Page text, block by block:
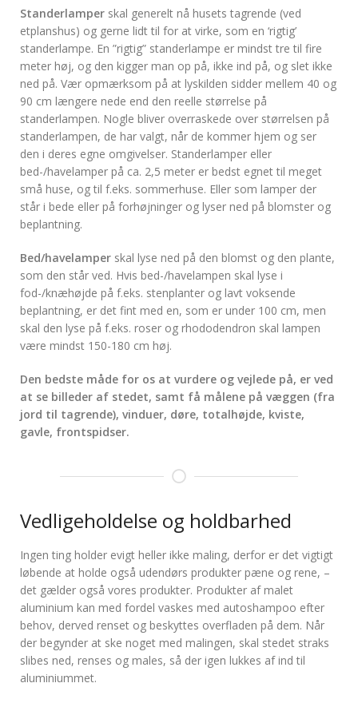
Standerlamper skal generelt nå husets tagrende (ved
etplanshus) og gerne lidt til for at virke, som en ‘rigtig’
standerlampe. En ”rigtig” standerlampe er mindst tre til fire
meter høj, og den kigger man op på, ikke ind på, og slet ikke
ned på. Vær opmærksom på at lyskilden sidder mellem 40 og
90 cm længere nede end den reelle størrelse på
standerlampen. Nogle bliver overraskede over størrelsen på
standerlampen, de har valgt, når de kommer hjem og ser
den i deres egne omgivelser. Standerlamper eller
bed-/havelamper på ca. 2,5 meter er bedst egnet til meget
små huse, og til f.eks. sommerhuse. Eller som lamper der
står i bede eller på forhøjninger og lyser ned på blomster og
beplantning.
Bed/havelamper skal lyse ned på den blomst og den plante,
som den står ved. Hvis bed-/havelampen skal lyse i
fod-/knæhøjde på f.eks. stenplanter og lavt voksende
beplantning, er det fint med en, som er under 100 cm, men
skal den lyse på f.eks. roser og rhododendron skal lampen
være mindst 150-180 cm høj.
Den bedste måde for os at vurdere og vejlede på, er ved
at se billeder af stedet, samt få målene på væggen (fra
jord til tagrende), vinduer, døre, totalhøjde, kviste,
gavle, frontspidser.
Vedligeholdelse og holdbarhed
Ingen ting holder evigt heller ikke maling, derfor er det vigtigt
løbende at holde også udendørs produkter pæne og rene, –
det gælder også vores produkter. Produkter af malet
aluminium kan med fordel vaskes med autoshampoo efter
behov, derved renset og beskyttes overfladen på dem. Når
der begynder at ske noget med malingen, skal stedet straks
slibes ned, renses og males, så der igen lukkes af ind til
aluminiummet.